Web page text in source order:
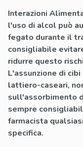
Interazioni
l'uso di alcol può
fegato durante il
consigliabile
ridurre questo
L'assunzione di
lattiero-caseari,
sull'assorbimento
sempre
farmacista
specifica.